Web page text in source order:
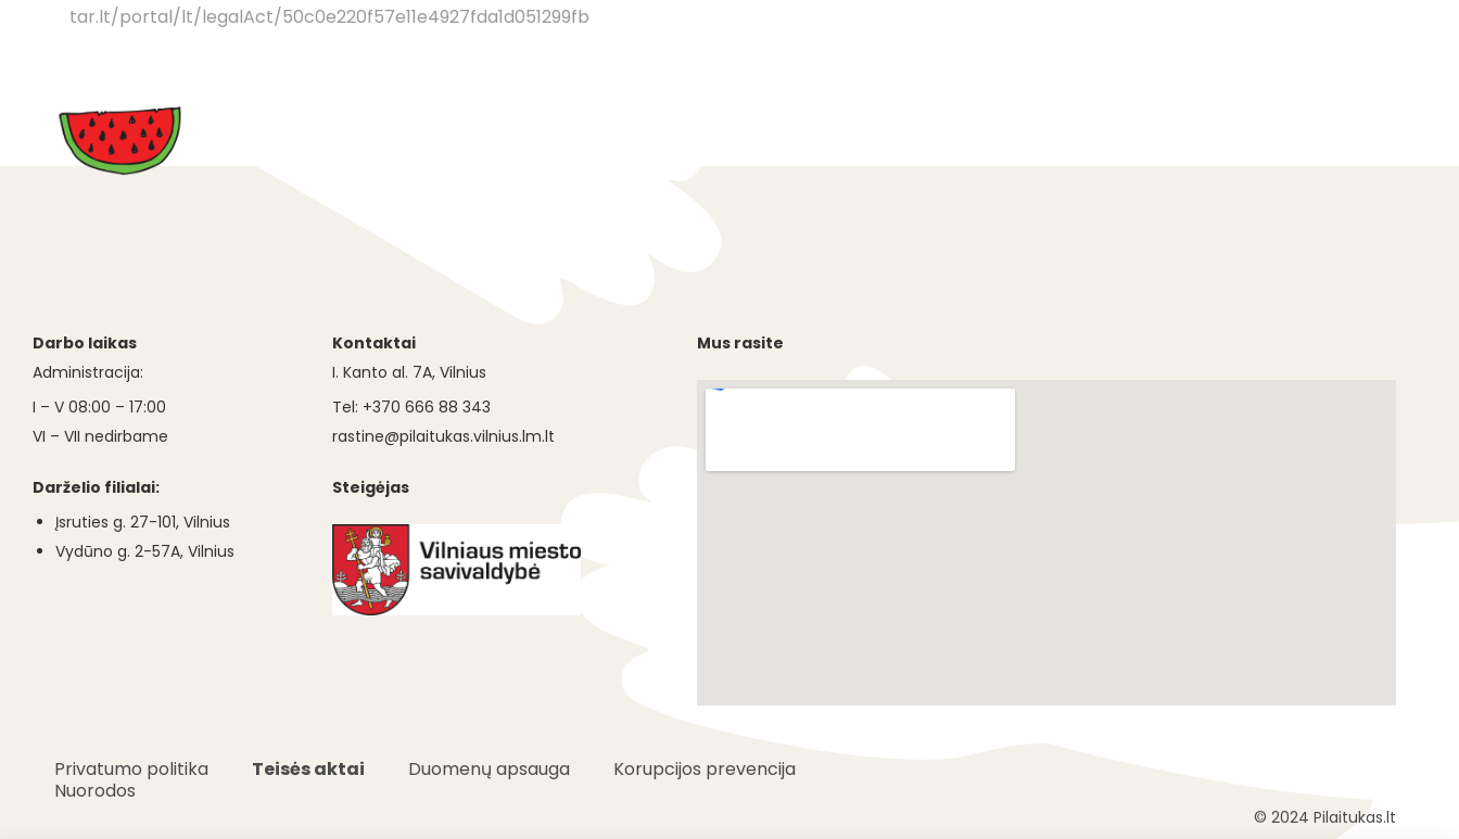
tar.lt/portal/lt/legalAct/50c0e220f57e11e4927fda1d051299fb
Darbo laikas
Administracija:
I – V 08:00 – 17:00
VI – VII nedirbame
Darželio filialai:
Įsruties g. 27-101, Vilnius
Vydūno g. 2-57A, Vilnius
Kontaktai
I. Kanto al. 7A, Vilnius
Tel: +370 666 88 343
rastine@pilaitukas.vilnius.lm.lt
Steigėjas
Mus rasite
Privatumo politika Teisės aktai Duomenų apsauga
Korupcijos prevencija
Nuorodos
© 2024 Pilaitukas.lt